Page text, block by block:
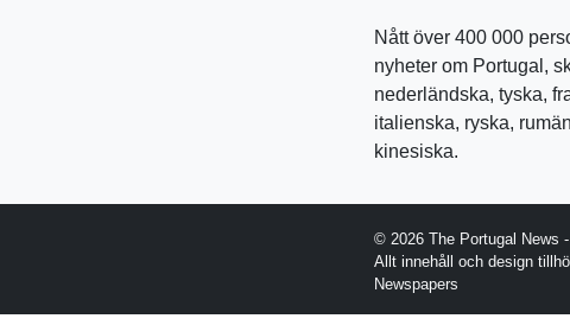
Nått över 400 000
nyheter om Portugal,
nederländska, tyska,
italienska, ryska,
kinesiska.
© 2026 The Portugal News
Allt innehåll och design
Newspapers